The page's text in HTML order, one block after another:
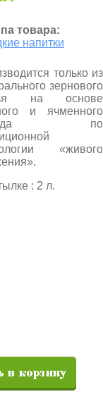
товара:
напитки
только из
зернового
на основе
и ячменного
по
«живого
: 2 л.